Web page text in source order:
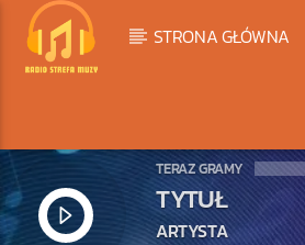
STRONA GŁÓWNA
TERAZ GRAMY
TYTUŁ
ARTYSTA